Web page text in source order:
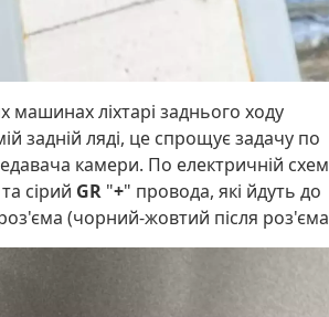
ліхтарі заднього ходу
задній ляді, це спрощує задачу по
камери. По електричній
сірий GR "+" провода, які йдуть до
роз'єма (чорний-жовтий після